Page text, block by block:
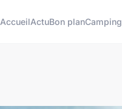
AccueilActuBon planCamping